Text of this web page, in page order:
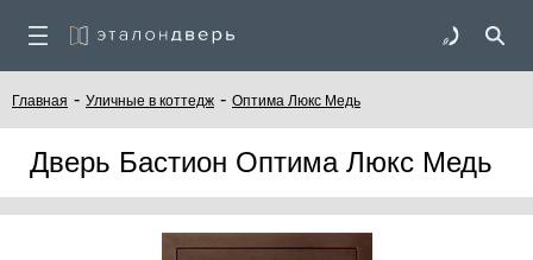
Главная - Уличные в коттедж - Оптима Люкс Медь
Дверь Бастион Оптима Люкс Медь